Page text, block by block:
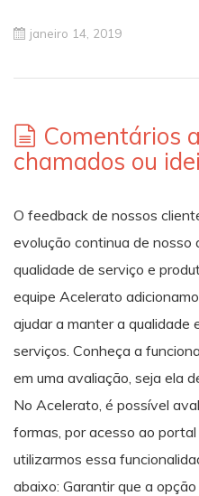
janeiro 14, 2019
Comentários
chamados ou
O feedback de nossos
evolução continua de nosso
qualidade de serviço e
equipe Acelerato
ajudar a manter a qualidade
serviços. Conheça a
em uma avaliação, seja ela
No Acelerato, é possível
formas, por acesso ao
utilizarmos essa
abaixo: Garantir que a